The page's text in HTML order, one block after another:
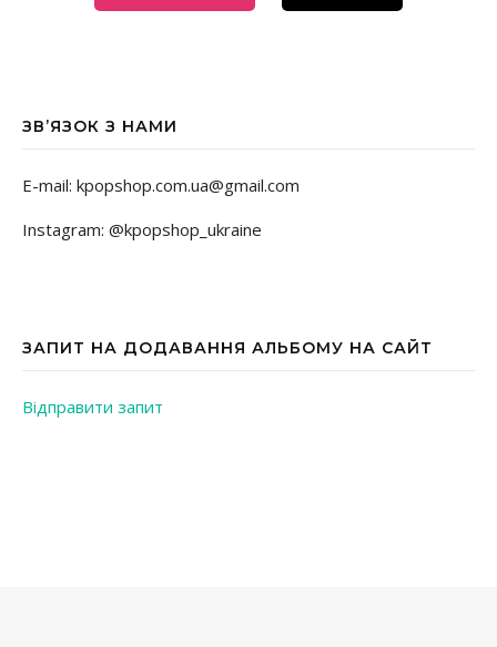
ЗВ’ЯЗОК З НАМИ
E-mail: kpopshop.com.ua@gmail.com
Instagram: @kpopshop_ukraine
ЗАПИТ НА ДОДАВАННЯ АЛЬБОМУ НА САЙТ
Відправити запит